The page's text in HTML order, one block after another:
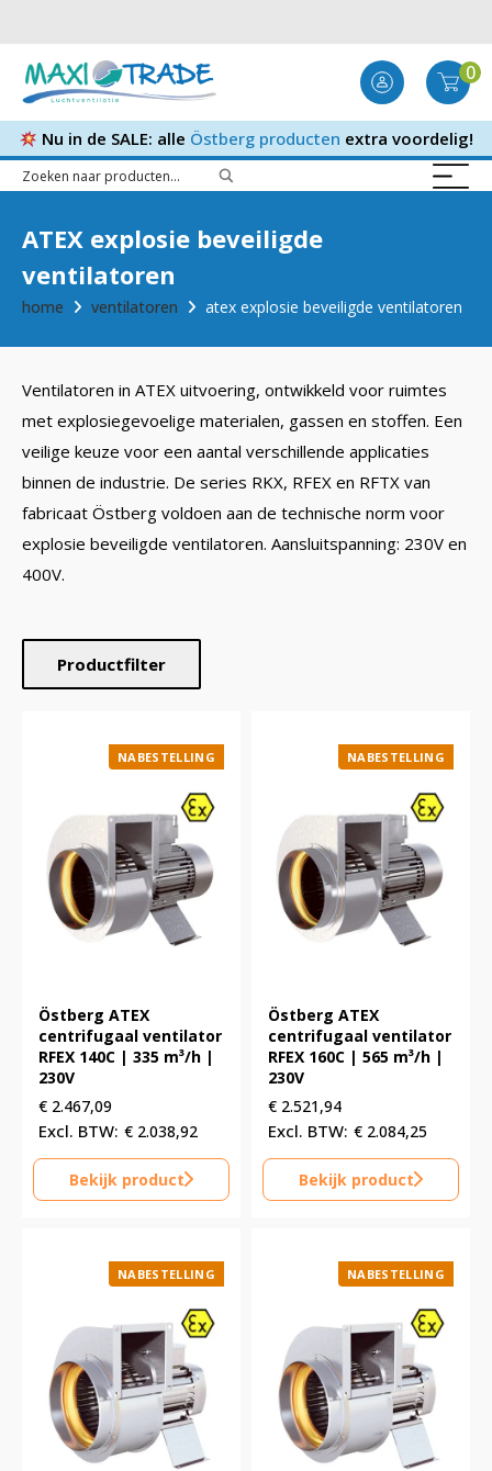
0
Nu in de SALE: alle Östberg producten extra voordelig!
ATEX explosie beveiligde
ventilatoren
home ventilatoren atex explosie beveiligde ventilatoren
Ventilatoren in ATEX uitvoering, ontwikkeld voor ruimtes
met explosiegevoelige materialen, gassen en stoffen. Een
veilige keuze voor een aantal verschillende applicaties
binnen de industrie. De series RKX, RFEX en RFTX van
fabricaat Östberg voldoen aan de technische norm voor
explosie beveiligde ventilatoren. Aansluitspanning: 230V en
400V.
Productfilter
NABESTELLING
Östberg ATEX
centrifugaal ventilator
RFEX 140C | 335 m³/h |
230V
€ 2.467,09
€ 2.038,92
Bekijk product
NABESTELLING
Östberg ATEX
centrifugaal ventilator
RFEX 160C | 565 m³/h |
230V
€ 2.521,94
€ 2.084,25
Bekijk product
NABESTELLING NABESTELLING